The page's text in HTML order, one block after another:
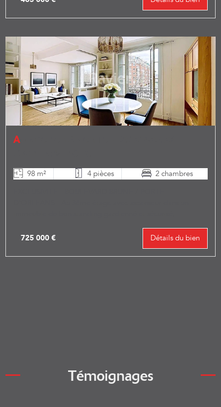
Appartement à vendre - Réf 86485183
98 m² 4 pièces
2 chambres
725 000 € Détails du bien
Témoignages